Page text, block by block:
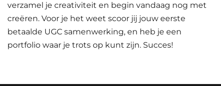
verzamel je creativiteit en begin vandaag nog met
creëren. Voor je het weet scoor jij jouw eerste
betaalde UGC samenwerking, en heb je een
portfolio waar je trots op kunt zijn. Succes!